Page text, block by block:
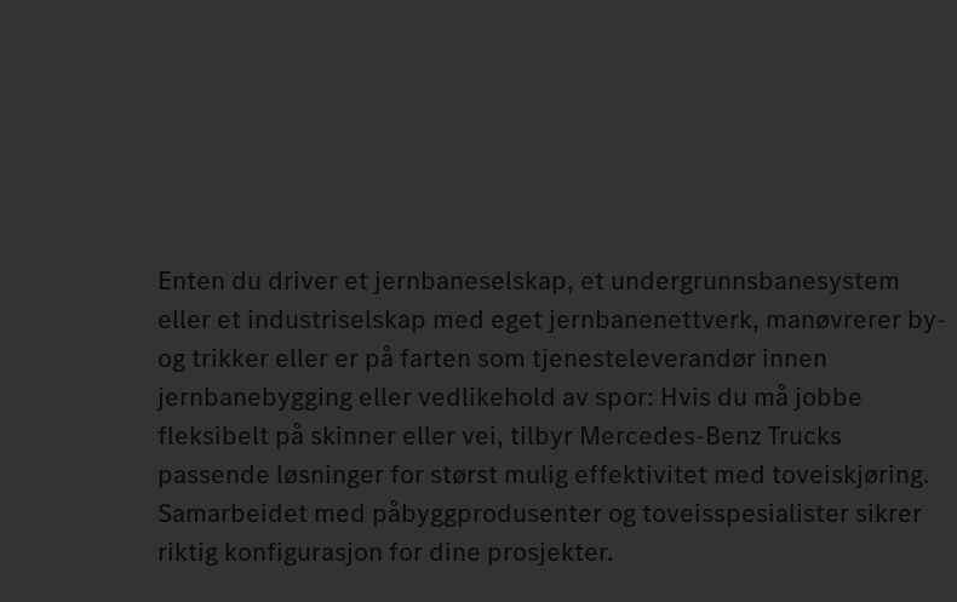
Enten du driver et jernbaneselskap, et undergrunnsbanesystem
eller et industriselskap med eget jernbanenettverk, manøvrerer by-
og trikker eller er på farten som tjenesteleverandør innen
jernbanebygging eller vedlikehold av spor: Hvis du må jobbe
fleksibelt på skinner eller vei, tilbyr Mercedes‑Benz Trucks
passende løsninger for størst mulig effektivitet med toveiskjøring.
Samarbeidet med påbyggprodusenter og toveisspesialister sikrer
riktig konfigurasjon for dine prosjekter.